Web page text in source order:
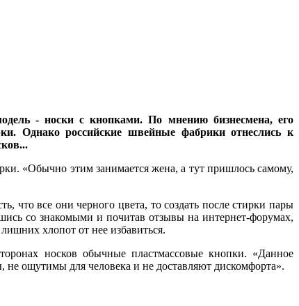
- носки с кнопками. По мнению бизнесмена, его
Однако российские швейные фабрики отнеслись к
«Обычно этим занимается жена, а тут пришлось самому,
что все они черного цвета, то создать после стирки пары
со знакомыми и почитав отзывы на интернет-форумах,
хлопот от нее избавиться.
носков обычные пластмассовые кнопки. «Данное
ощутимы для человека и не доставляют дискомфорта».